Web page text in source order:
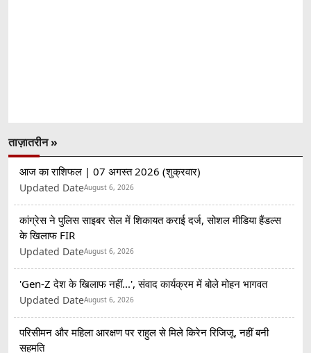
ताज़ातरीन »
आज का राशिफल | 07 अगस्त 2026 (शुक्रवार)
Updated DateAugust 6, 2026
कांग्रेस ने पुलिस साइबर सेल में शिकायत कराई दर्ज, सोशल मीडिया हैंडल्स
के खिलाफ FIR
Updated DateAugust 6, 2026
'Gen-Z देश के खिलाफ नहीं...', संवाद कार्यक्रम में बोले मोहन भागवत
Updated DateAugust 6, 2026
परिसीमन और महिला आरक्षण पर राहुल से मिले किरेन रिजिजू, नहीं बनी
सहमति